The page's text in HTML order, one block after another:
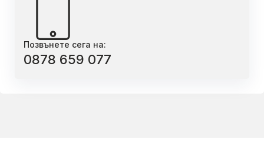
Позвънете сега на:
0878 659 077